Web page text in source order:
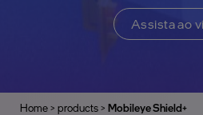
Assista ao
Home> products> Mobileye Shield+